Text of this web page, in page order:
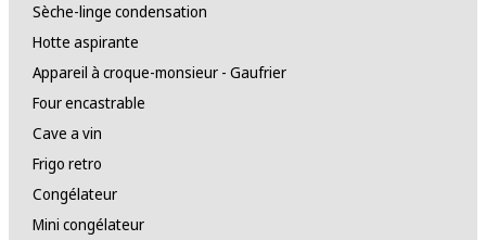
Sèche-linge condensation
Hotte aspirante
Appareil à croque-monsieur - Gaufrier
Four encastrable
Cave a vin
Frigo retro
Congélateur
Mini congélateur